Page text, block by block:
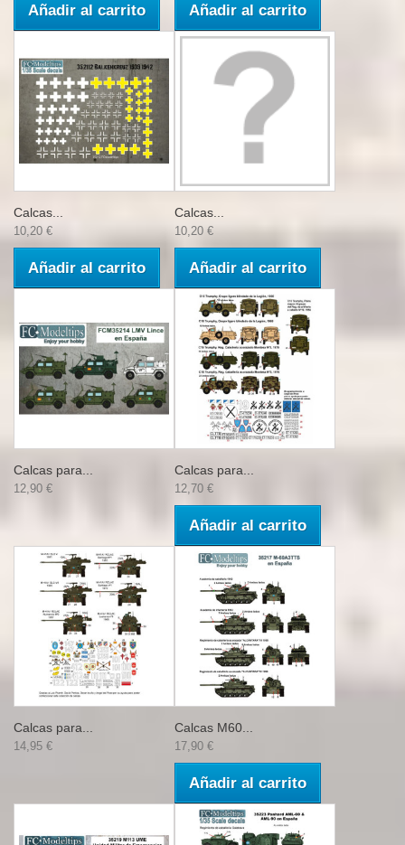
Añadir al carrito Añadir al carrito
Calcas...
10,20 €
Añadir al carrito
Calcas...
10,20 €
Añadir al carrito
Calcas para...
12,90 €
Calcas para...
12,70 €
Añadir al carrito
Calcas para...
14,95 €
Calcas M60...
17,90 €
Añadir al carrito